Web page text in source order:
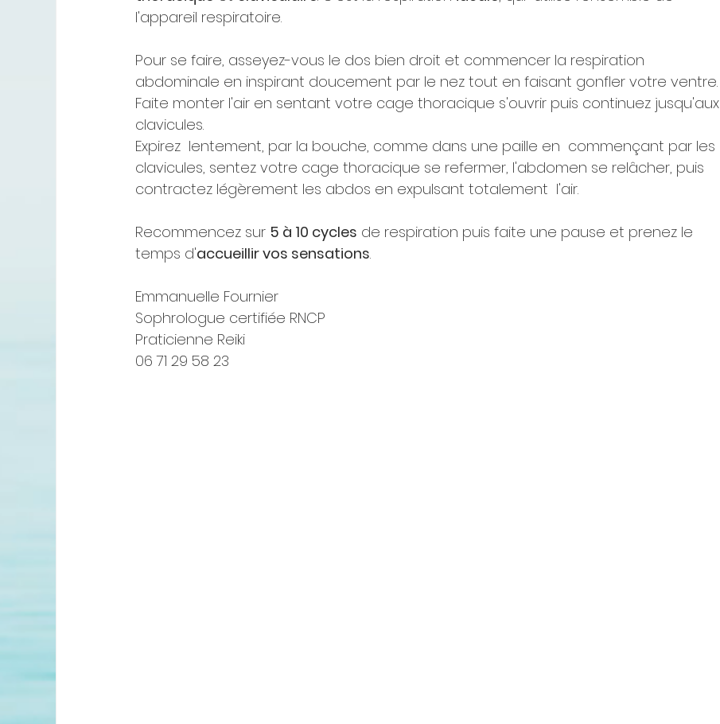
l'appareil respiratoire.
Pour se faire, asseyez-vous le dos bien droit et commencer la respiration
abdominale en inspirant doucement par le nez tout en faisant gonfler votre ventre.
Faite monter l'air en sentant votre cage thoracique s'ouvrir puis continuez jusqu'aux
clavicules.
Expirez  lentement, par la bouche, comme dans une paille en  commençant par les
clavicules, sentez votre cage thoracique se refermer, l'abdomen se relâcher, puis
contractez légèrement les abdos en expulsant totalement  l'air.
Recommencez sur 5 à 10 cycles de respiration puis faite une pause et prenez le
temps d'accueillir vos sensations.
Emmanuelle Fournier
Sophrologue certifiée RNCP
Praticienne Reiki
06 71 29 58 23